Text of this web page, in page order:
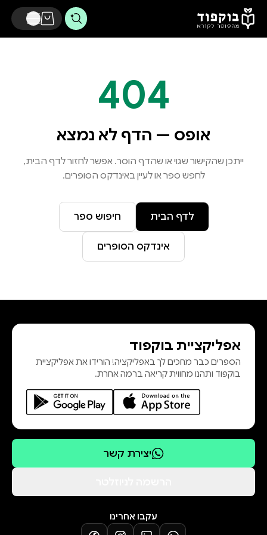
דלג לתוכן הראשי
404
אופס — הדף לא נמצא
ייתכן שהקישור שגוי או שהדף הוסר. אפשר לחזור לדף הבית,
לחפש ספר או לעיין באינדקס הסופרים.
לדף הבית חיפוש ספר
אינדקס הסופרים
אפליקציית בוקפוד
הספרים כבר מחכים לך באפליקציה! הורידו את אפליקציית
בוקפוד ותהנו מחווית קריאה ברמה אחרת.
יצירת קשר
עקבו אחרינו